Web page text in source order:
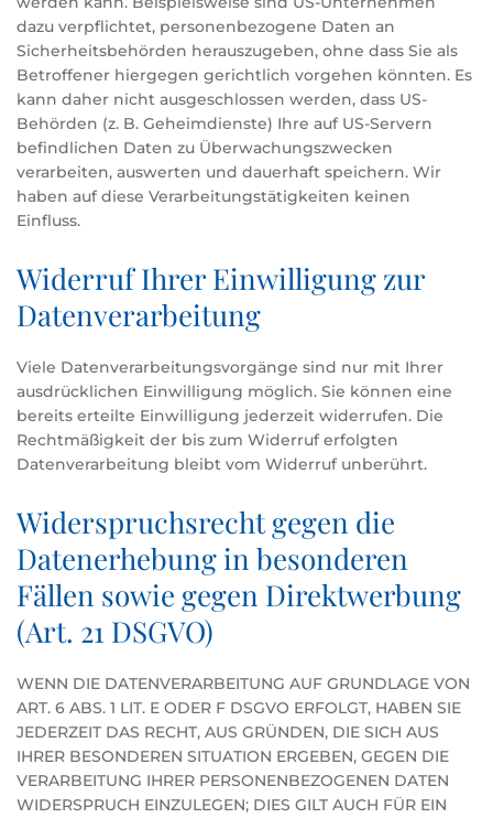
dazu verpflichtet, personenbezogene Daten an
Sicherheitsbehörden herauszugeben, ohne dass Sie als
Betroffener hiergegen gerichtlich vorgehen könnten. Es
kann daher nicht ausgeschlossen werden, dass US-
Behörden (z. B. Geheimdienste) Ihre auf US-Servern
befindlichen Daten zu Überwachungszwecken
verarbeiten, auswerten und dauerhaft speichern. Wir
haben auf diese Verarbeitungstätigkeiten keinen
Einfluss.
Widerruf Ihrer Einwilligung zur
Datenverarbeitung
Viele Datenverarbeitungsvorgänge sind nur mit Ihrer
ausdrücklichen Einwilligung möglich. Sie können eine
bereits erteilte Einwilligung jederzeit widerrufen. Die
Rechtmäßigkeit der bis zum Widerruf erfolgten
Datenverarbeitung bleibt vom Widerruf unberührt.
Widerspruchsrecht gegen die
Datenerhebung in besonderen
Fällen sowie gegen Direktwerbung
(Art. 21 DSGVO)
WENN DIE DATENVERARBEITUNG AUF GRUNDLAGE VON
ART. 6 ABS. 1 LIT. E ODER F DSGVO ERFOLGT, HABEN SIE
JEDERZEIT DAS RECHT, AUS GRÜNDEN, DIE SICH AUS
IHRER BESONDEREN SITUATION ERGEBEN, GEGEN DIE
VERARBEITUNG IHRER PERSONENBEZOGENEN DATEN
WIDERSPRUCH EINZULEGEN; DIES GILT AUCH FÜR EIN